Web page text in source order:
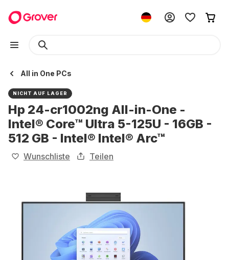
All in One PCs
NICHT AUF LAGER
Hp 24-cr1002ng All-in-One -
Intel® Core™ Ultra 5-125U - 16GB -
512 GB - Intel® Intel® Arc™
Wunschliste Teilen